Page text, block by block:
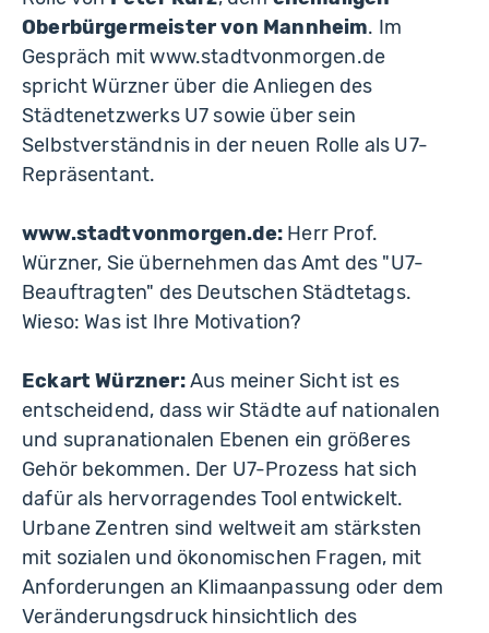
Oberbürgermeister von Mannheim. Im
Gespräch mit www.stadtvonmorgen.de
spricht Würzner über die Anliegen des
Städtenetzwerks U7 sowie über sein
Selbstverständnis in der neuen Rolle als U7-
Repräsentant.
www.stadtvonmorgen.de:Herr Prof.
Würzner, Sie übernehmen das Amt des "U7-
Beauftragten" des Deutschen Städtetags.
Wieso: Was ist Ihre Motivation?
Eckart Würzner:Aus meiner Sicht ist es
entscheidend, dass wir Städte auf nationalen
und supranationalen Ebenen ein größeres
Gehör bekommen. Der U7-Prozess hat sich
dafür als hervorragendes Tool entwickelt.
Urbane Zentren sind weltweit am stärksten
mit sozialen und ökonomischen Fragen, mit
Anforderungen an Klimaanpassung oder dem
Veränderungsdruck hinsichtlich des